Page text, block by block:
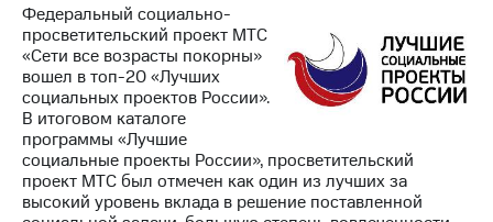
Федеральный социально-
просветительский проект МТС
«Сети все возрасты покорны»
вошел в топ-20 «Лучших
социальных проектов России».
В итоговом каталоге
программы «Лучшие
социальные проекты России», просветительский
проект МТС был отмечен как один из лучших за
высокий уровень вклада в решение поставленной